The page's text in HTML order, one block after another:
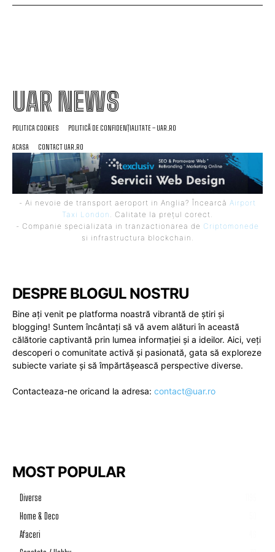
UAR NEWS
POLITICA COOKIES POLITICĂ DE CONFIDENȚIALITATE – UAR.RO
ACASA CONTACT UAR.RO
- Ai nevoie de transport aeroport in Anglia? Încearcă Airport
Taxi London . Calitate la prețul corect.
- Companie specializata in tranzactionarea de Criptomonede
si infrastructura blockchain.
DESPRE BLOGUL NOSTRU
Bine ați venit pe platforma noastră vibrantă de știri și
blogging! Suntem încântați să vă avem alături în această
călătorie captivantă prin lumea informației și a ideilor. Aici, veți
descoperi o comunitate activă și pasionată, gata să exploreze
subiecte variate și să împărtășească perspective diverse.
Contacteaza-ne oricand la adresa: contact@uar.ro
MOST POPULAR
Diverse
Home & Deco
Afaceri